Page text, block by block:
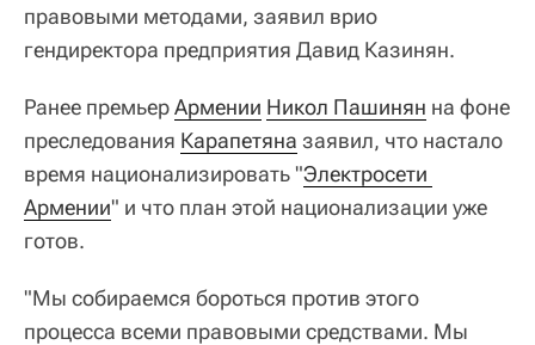
правовыми методами, заявил врио
гендиректора предприятия Давид Казинян.
Ранее премьерАрмении Никол Пашинян на фоне
преследования Карапетяна заявил, что настало
время национализировать "Электросети
Армении" и что план этой национализации уже
готов.
"Мы собираемся бороться против этого
процесса всеми правовыми средствами. Мы